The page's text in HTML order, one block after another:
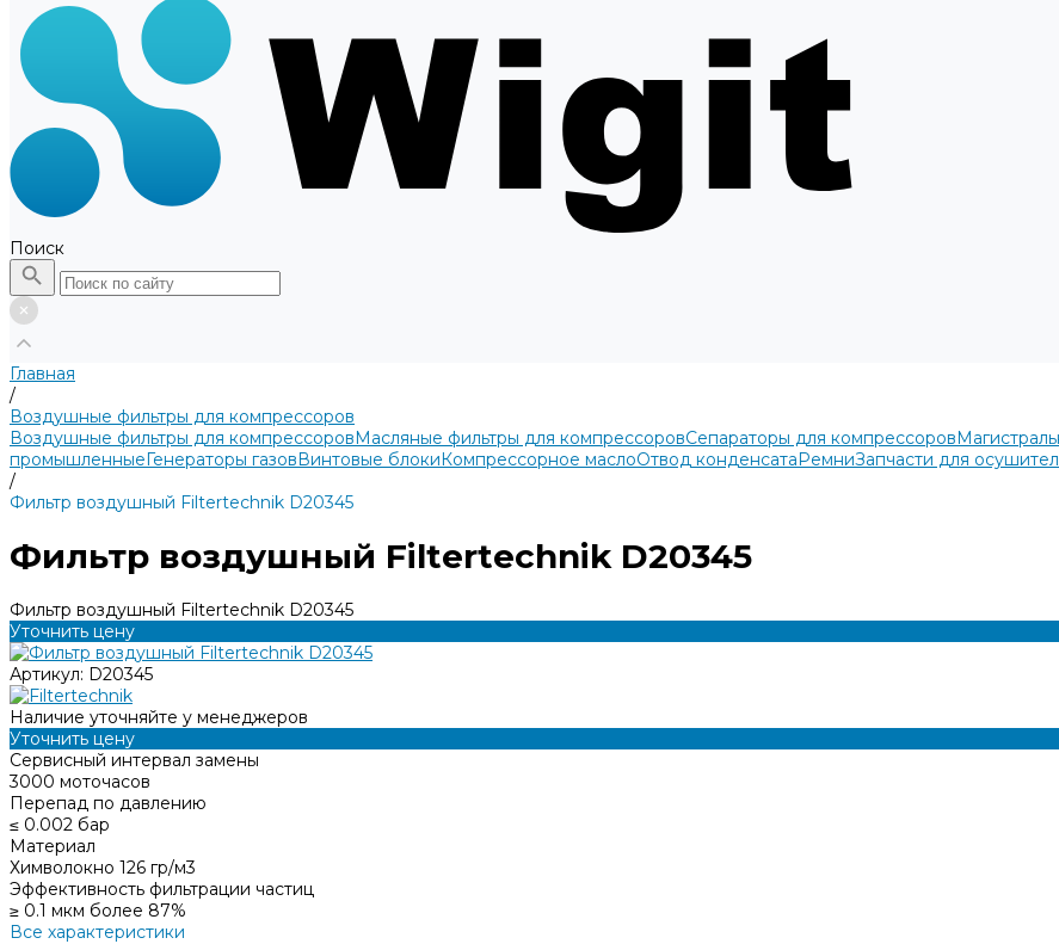
Поиск
Главная
/
Воздушные фильтры для компрессоров
Воздушные фильтры для компрессоровМасляные фильтры для компрессоровСепараторы для компрессоров
промышленныеГенераторы газовВинтовые блокиКомпрессорное маслоОтвод конденсатаРемниЗапчасти для
/
Фильтр воздушный Filtertechnik D20345
Фильтр воздушный Filtertechnik D20345
Фильтр воздушный Filtertechnik D20345
Уточнить цену
Артикул: D20345
Наличие уточняйте у менеджеров
Уточнить цену
Сервисный интервал замены
3000 моточасов
Перепад по давлению
≤ 0.002 бар
Материал
Химволокно 126 гр/м3
Эффективность фильтрации частиц
≥ 0.1 мкм более 87%
Все характеристики